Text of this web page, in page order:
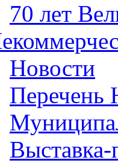
70 лет
Новости